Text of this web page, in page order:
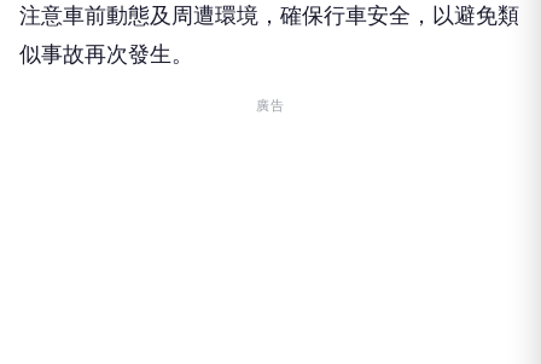
注意車前動態及周遭環境，確保行車安全，以避免類
似事故再次發生。
廣告